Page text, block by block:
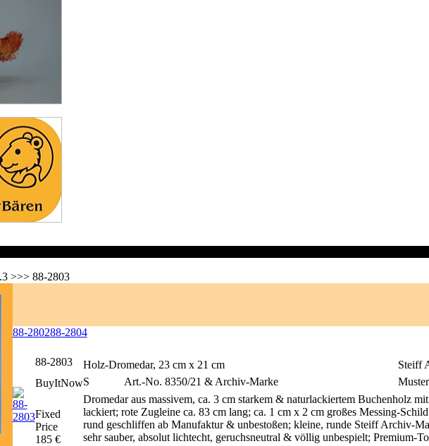
>>> 88-2803
88-280288-2804
88-2803 Holz-Dromedar, 23 cm x 21 cm Steiff
S
Art.-No. 8350/21 & Archiv-Marke Muster
Dromedar aus massivem, ca. 3 cm starkem & naturlackiertem Buchenholz
lackiert; rote Zugleine ca. 83 cm lang; ca. 1 cm x 2 cm großes Messing-
rund geschliffen ab Manufaktur & unbestoßen; kleine, runde Steiff Archiv-
sehr sauber, absolut lichtecht, geruchsneutral & völlig unbespielt; Premium-
BuyItNow
Fixed
Price
185 €